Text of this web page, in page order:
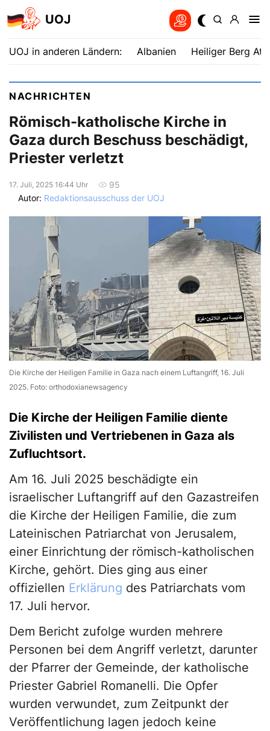
UOJ
UOJ in anderen Ländern: Albanien Heiliger Berg
NACHRICHTEN
Römisch-katholische Kirche in
Gaza durch Beschuss beschädigt,
Priester verletzt
17. Juli, 2025 16:44 Uhr
95
Autor: Redaktionsausschuss der UOJ
Die Kirche der Heiligen Familie in Gaza nach einem Luftangriff, 16. Juli
2025. Foto: orthodoxianewsagency
Die Kirche der Heiligen Familie diente
Zivilisten und Vertriebenen in Gaza als
Zufluchtsort.
Am 16. Juli 2025 beschädigte ein
israelischer Luftangriff auf den Gazastreifen
die Kirche der Heiligen Familie, die zum
Lateinischen Patriarchat von Jerusalem,
einer Einrichtung der römisch-katholischen
Kirche, gehört. Dies ging aus einer
offiziellen Erklärung des Patriarchats vom
17. Juli hervor.
Dem Bericht zufolge wurden mehrere
Personen bei dem Angriff verletzt, darunter
der Pfarrer der Gemeinde, der katholische
Priester Gabriel Romanelli. Die Opfer
wurden verwundet, zum Zeitpunkt der
Veröffentlichung lagen jedoch keine